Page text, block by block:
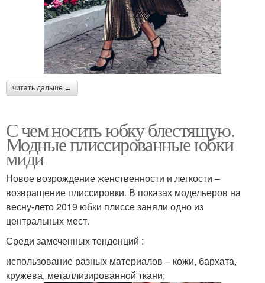
читать дальше →
С чем носить юбку блестящую.
Модные плиссированные юбки
миди
Новое возрождение женственности и легкости –
возвращение плиссировки. В показах модельеров на
весну-лето 2019 юбки плиссе заняли одно из
центральных мест.
Среди замеченных тенденций :
использование разных материалов – кожи, бархата,
кружева, металлизированной ткани;